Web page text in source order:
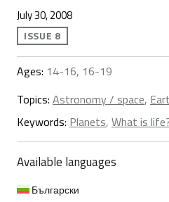
July 30, 2008
ISSUE 8
Ages: 14-16, 16-19
Topics: Astronomy / space,
Keywords: Planets, What is
Available languages
Български